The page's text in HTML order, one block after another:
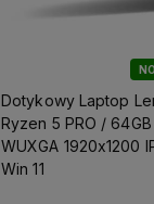
Dotykowy Laptop
Ryzen 5 PRO / 64GB /
WUXGA 1920x1200
Win 11